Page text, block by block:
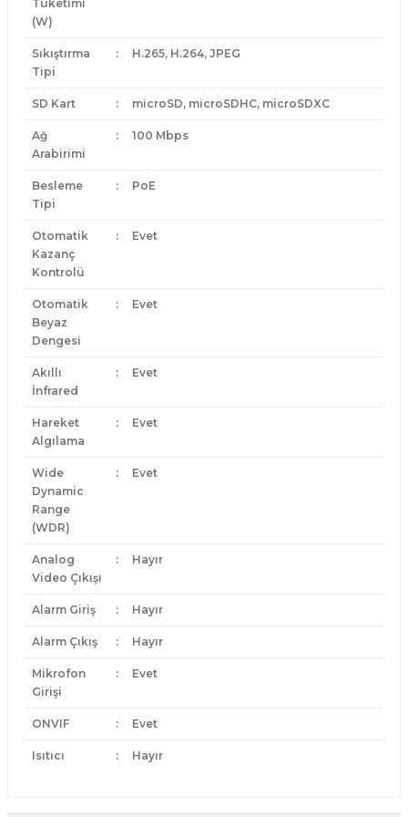
Tüketimi
(W)
Sıkıştırma
Tipi
: H.265, H.264, JPEG
SD Kart : microSD, microSDHC, microSDXC
Ağ
Arabirimi
: 100 Mbps
Besleme
Tipi
: PoE
Otomatik
Kazanç
Kontrolü
: Evet
Otomatik
Beyaz
Dengesi
: Evet
Akıllı
İnfrared
: Evet
Hareket
Algılama
: Evet
Wide
Dynamic
Range
(WDR)
: Evet
Analog
Video Çıkışı
: Hayır
Alarm Giriş : Hayır
Alarm Çıkış : Hayır
Mikrofon
Girişi
: Evet
ONVIF : Evet
Isıtıcı : Hayır